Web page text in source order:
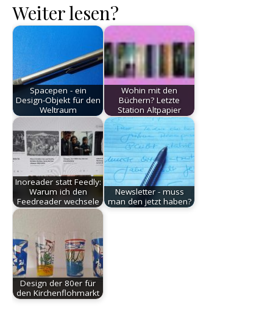
Weiter lesen?
Spacepen - ein
Design-Objekt für den
Weltraum
Wohin mit den
Büchern? Letzte
Station Altpapier
Inoreader statt Feedly:
Warum ich den
Feedreader wechsele
Newsletter - muss
man den jetzt haben?
Design der 80er für
den Kirchenflohmarkt